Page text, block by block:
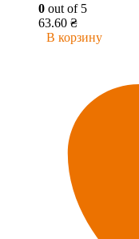
0 out of 5
63.60 ₴
В корзину